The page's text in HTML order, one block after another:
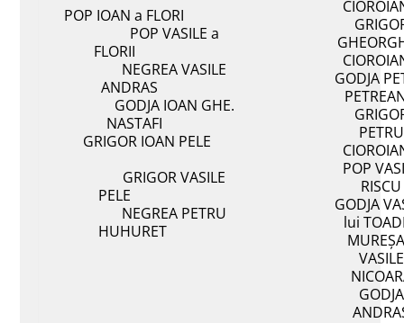
POP IOAN a FLORI
POP VASILE a
FLORII
NEGREA VASILE
ANDRAS
GODJA IOAN GHE.
NASTAFI
GRIGOR IOAN PELE
GRIGOR VASILE
PELE
NEGREA PETRU
HUHURET
GODJA
PETRU
POP
RISCU
GODJA
lui
VASILE
GODJA